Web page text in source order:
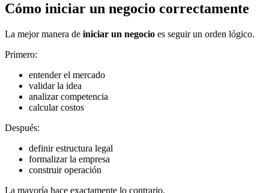
Cómo iniciar un negocio correctamente
La mejor manera de iniciar un negocio es seguir un orden lógico.
Primero:
entender el mercado
validar la idea
analizar competencia
calcular costos
Después:
definir estructura legal
formalizar la empresa
construir operación
La mayoría hace exactamente lo contrario.